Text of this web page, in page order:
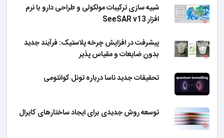
شبیه سازی ترکیبات مولکولی و طراحی دارو با نرم
افزار SeeSAR v13
پیشرفت در افزایش چرخه پلاستیک: فرآیند جدید
بدون ضایعات و مقیاس پذیر
تحقیقات جدید ناسا درباره تونل کوانتومی
توسعه روش جدیدی برای ایجاد ساختارهای کایرال